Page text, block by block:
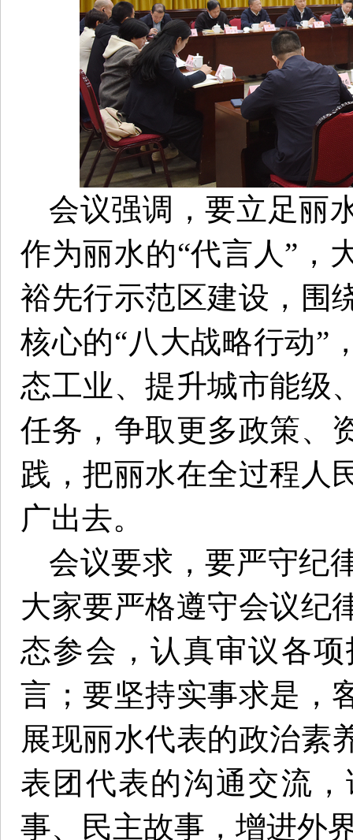
会议强调，要立足丽
作为丽水的“代言人”，
裕先行示范区建设，围
核心的“八大战略行动”
态工业、提升城市能级
任务，争取更多政策、
践，把丽水在全过程人
广出去。
会议要求，要严守纪
大家要严格遵守会议纪
态参会，认真审议各
言；要坚持实事求是，
展现丽水代表的政治素
表团代表的沟通交流
事、民主故事，增进外